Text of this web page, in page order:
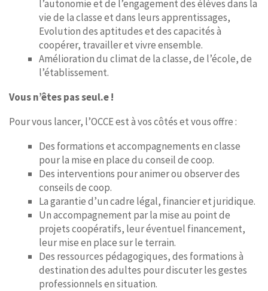
l’autonomie et de l’engagement des élèves dans la
vie de la classe et dans leurs apprentissages,
Evolution des aptitudes et des capacités à
coopérer, travailler et vivre ensemble.
Amélioration du climat de la classe, de l’école, de
l’établissement.
Vous n’êtes pas seul.e !
Pour vous lancer, l’OCCE est à vos côtés et vous offre :
Des formations et accompagnements en classe
pour la mise en place du conseil de coop.
Des interventions pour animer ou observer des
conseils de coop.
La garantie d’un cadre légal, financier et juridique.
Un accompagnement par la mise au point de
projets coopératifs, leur éventuel financement,
leur mise en place sur le terrain.
Des ressources pédagogiques, des formations à
destination des adultes pour discuter les gestes
professionnels en situation.